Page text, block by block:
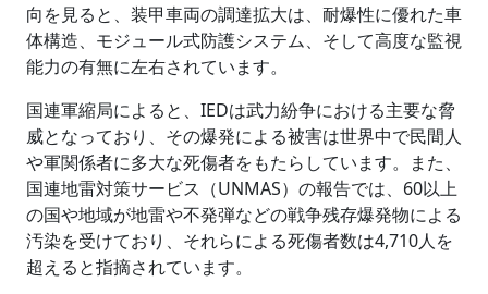
向を見ると、装甲車両の調達拡大は、耐爆性に優れた車
体構造、モジュール式防護システム、そして高度な監視
能力の有無に左右されています。
国連軍縮局によると、IEDは武力紛争における主要な脅
威となっており、その爆発による被害は世界中で民間人
や軍関係者に多大な死傷者をもたらしています。また、
国連地雷対策サービス（UNMAS）の報告では、60以上
の国や地域が地雷や不発弾などの戦争残存爆発物による
汚染を受けており、それらによる死傷者数は4,710人を
超えると指摘されています。